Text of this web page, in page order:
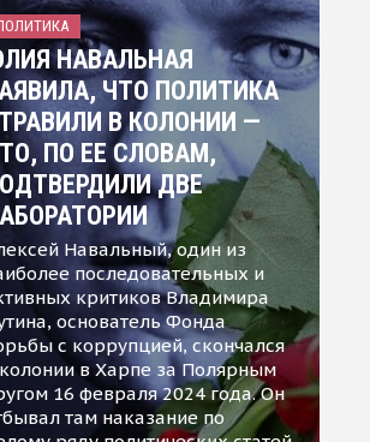
НАВАЛЬНАЯ
ЧТО ПОЛИТИКА
В КОЛОНИИ —
ПО ЕЕ СЛОВАМ,
ДВЕ
Навальный, один из
последовательных и
критиков Владимира
основатель Фонда
с коррупцией, скончался
в Харпе за Полярным
16 февраля 2024 года. Он
там наказание по